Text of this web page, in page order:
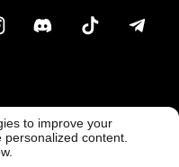
@ Freedx 2026
to improve your
content.